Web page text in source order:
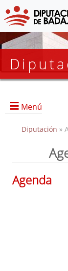
Menú
Presidencia
Grupos Políticos
Agenda de
Plenos
Oficina de
Diputación »
Agenda